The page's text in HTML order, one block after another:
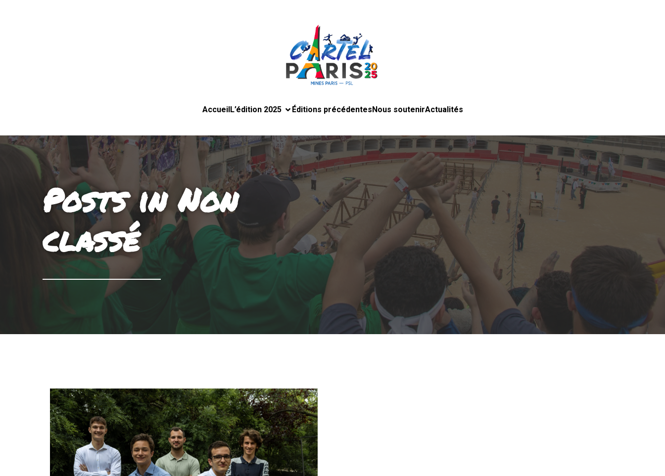
AccueilL’édition 2025 Éditions précédentesNous soutenirActualités
Posts in Non
classé